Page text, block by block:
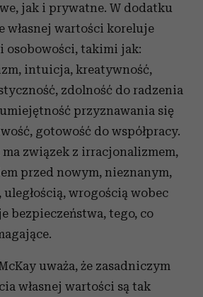
jak i prywatne. W dodatku
własnej wartości koreluje
osobowości, takimi jak:
intuicja, kreatywność,
zdolność do radzenia
przyznawania się
gotowość do współpracy.
związek z irracjonalizmem,
przed nowym, nieznanym,
wrogością wobec
bezpieczeństwa, tego, co
uważa, że zasadniczym
własnej wartości są tak